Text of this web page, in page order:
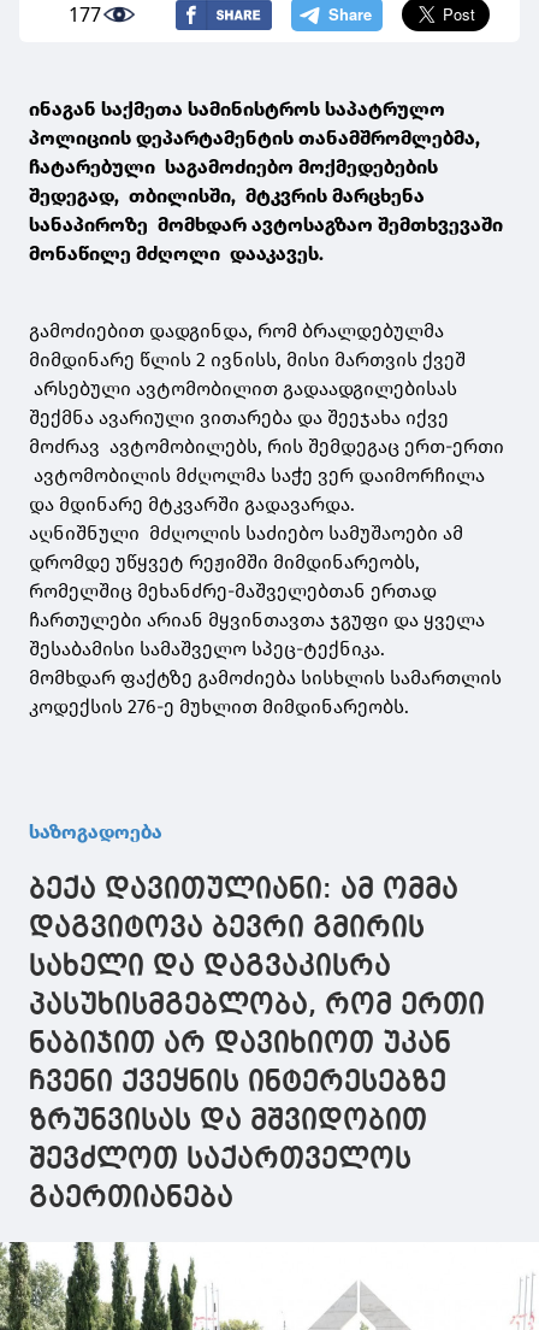
177
ინაგან საქმეთა სამინისტროს საპატრულო
პოლიციის დეპარტამენტის თანამშრომლებმა,
ჩატარებული საგამოძიებო მოქმედებების
შედეგად, თბილისში, მტკვრის მარცხენა
სანაპიროზე მომხდარ ავტოსაგზაო შემთხვევაში
მონაწილე მძღოლი დააკავეს.
გამოძიებით დადგინდა, რომ ბრალდებულმა
მიმდინარე წლის 2 ივნისს, მისი მართვის ქვეშ
არსებული ავტომობილით გადაადგილებისას
შექმნა ავარიული ვითარება და შეეჯახა იქვე
მოძრავ ავტომობილებს, რის შემდეგაც ერთ-ერთი
ავტომობილის მძღოლმა საჭე ვერ დაიმორჩილა
და მდინარე მტკვარში გადავარდა.
აღნიშნული მძღოლის საძიებო სამუშაოები ამ
დრომდე უწყვეტ რეჟიმში მიმდინარეობს,
რომელშიც მეხანძრე-მაშველებთან ერთად
ჩართულები არიან მყვინთავთა ჯგუფი და ყველა
შესაბამისი სამაშველო სპეც-ტექნიკა.
მომხდარ ფაქტზე გამოძიება სისხლის სამართლის
კოდექსის 276-ე მუხლით მიმდინარეობს.
საზოგადოება
ბექა დავითულიანი: ამ ომმა
დაგვიტოვა ბევრი გმირის
სახელი და დაგვაკისრა
პასუხისმგებლობა, რომ ერთი
ნაბიჯით არ დავიხიოთ უკან
ჩვენი ქვეყნის ინტერესებზე
ზრუნვისას და მშვიდობით
შევძლოთ საქართველოს
გაერთიანება